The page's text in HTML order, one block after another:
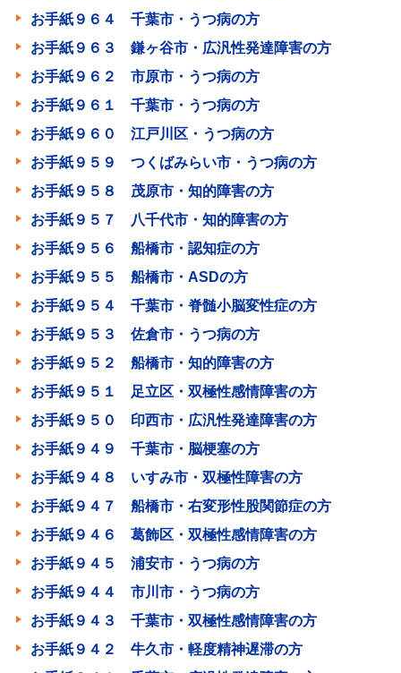
お手紙９６４ 千葉市・うつ病の方
お手紙９６３ 鎌ヶ谷市・広汎性発達障害の方
お手紙９６２ 市原市・うつ病の方
お手紙９６１ 千葉市・うつ病の方
お手紙９６０ 江戸川区・うつ病の方
お手紙９５９ つくばみらい市・うつ病の方
お手紙９５８ 茂原市・知的障害の方
お手紙９５７ 八千代市・知的障害の方
お手紙９５６ 船橋市・認知症の方
お手紙９５５ 船橋市・ASDの方
お手紙９５４ 千葉市・脊髄小脳変性症の方
お手紙９５３ 佐倉市・うつ病の方
お手紙９５２ 船橋市・知的障害の方
お手紙９５１ 足立区・双極性感情障害の方
お手紙９５０ 印西市・広汎性発達障害の方
お手紙９４９ 千葉市・脳梗塞の方
お手紙９４８ いすみ市・双極性障害の方
お手紙９４７ 船橋市・右変形性股関節症の方
お手紙９４６ 葛飾区・双極性感情障害の方
お手紙９４５ 浦安市・うつ病の方
お手紙９４４ 市川市・うつ病の方
お手紙９４３ 千葉市・双極性感情障害の方
お手紙９４２ 牛久市・軽度精神遅滞の方